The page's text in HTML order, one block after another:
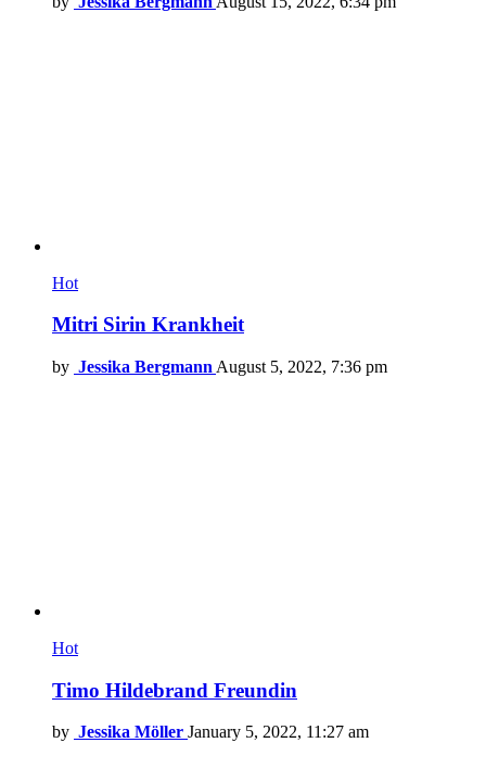
Hot
Mitri Sirin Krankheit
by Jessika Bergmann August 5, 2022, 7:36 pm
Hot
Timo Hildebrand Freundin
by Jessika Möller January 5, 2022, 11:27 am